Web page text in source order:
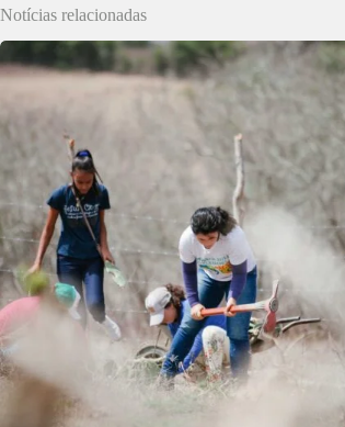
Notícias relacionadas